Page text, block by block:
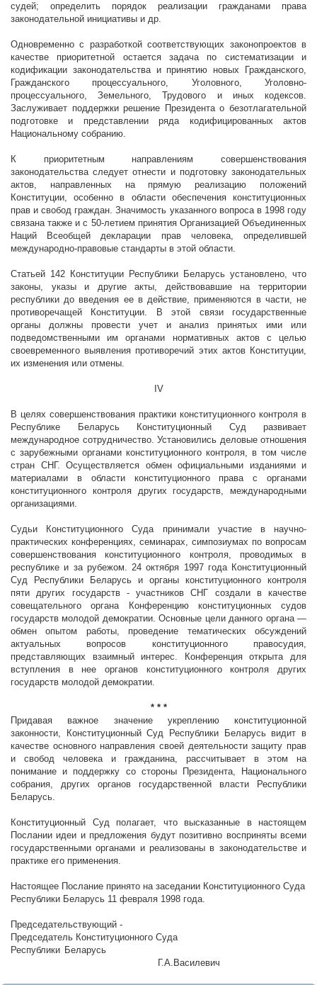
судей; определить порядок реализации гражданами права
законодательной инициативы и др.
Одновременно с разработкой соответствующих законопроектов в
качестве приоритетной остается задача по систематизации и
кодификации законодательства и принятию новых Гражданского,
Гражданского процессуального, Уголовного, Уголовно-
процессуального, Земельного, Трудового и иных кодексов.
Заслуживает поддержки решение Президента о безотлагательной
подготовке и представлении ряда кодифицированных актов
Национальному собранию.
К приоритетным направлениям совершенствования
законодательства следует отнести и подготовку законодательных
актов, направленных на прямую реализацию положений
Конституции, особенно в области обеспечения конституционных
прав и свобод граждан. Значимость указанного вопроса в 1998 году
связана также и с 50-летием принятия Организацией Объединенных
Наций Всеобщей декларации прав человека, определившей
международно-правовые стандарты в этой области.
Статьей 142 Конституции Республики Беларусь установлено, что
законы, указы и другие акты, действовавшие на территории
республики до введения ее в действие, применяются в части, не
противоречащей Конституции. В этой связи государственные
органы должны провести учет и анализ принятых ими или
подведомственными им органами нормативных актов с целью
своевременного выявления противоречий этих актов Конституции,
их изменения или отмены.
IV
В целях совершенствования практики конституционного контроля в
Республике Беларусь Конституционный Суд развивает
международное сотрудничество. Установились деловые отношения
с зарубежными органами конституционного контроля, в том числе
стран СНГ. Осуществляется обмен официальными изданиями и
материалами в области конституционного права с органами
конституционного контроля других государств, международными
организациями.
Судьи Конституционного Суда принимали участие в научно-
практических конференциях, семинарах, симпозиумах по вопросам
совершенствования конституционного контроля, проводимых в
республике и за рубежом. 24 октября 1997 года Конституционный
Суд Республики Беларусь и органы конституционного контроля
пяти других государств - участников СНГ создали в качестве
совещательного органа Конференцию конституционных судов
государств молодой демократии. Основные цели данного органа —
обмен опытом работы, проведение тематических обсуждений
актуальных вопросов конституционного правосудия,
представляющих взаимный интерес. Конференция открыта для
вступления в нее органов конституционного контроля других
государств молодой демократии.
* * *
Придавая важное значение укреплению конституционной
законности, Конституционный Суд Республики Беларусь видит в
качестве основного направления своей деятельности защиту прав
и свобод человека и гражданина, рассчитывает в этом на
понимание и поддержку со стороны Президента, Национального
собрания, других органов государственной власти Республики
Беларусь.
Конституционный Суд полагает, что высказанные в настоящем
Послании идеи и предложения будут позитивно восприняты всеми
государственными органами и реализованы в законодательстве и
практике его применения.
Настоящее Послание принято на заседании Конституционного Суда
Республики Беларусь 11 февраля 1998 года.
Председательствующий -
Председатель Конституционного Суда
Республики Беларусь
Г.А.Василевич